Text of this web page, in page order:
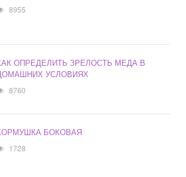
8955
ОПРЕДЕЛИТЬ ЗРЕЛОСТЬ МЕДА В
УСЛОВИЯХ
8760
БОКОВАЯ
1728